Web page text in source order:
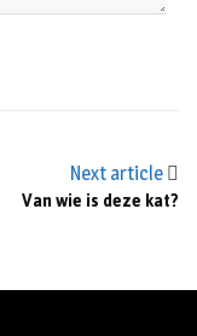
Next article
Van wie is deze kat?